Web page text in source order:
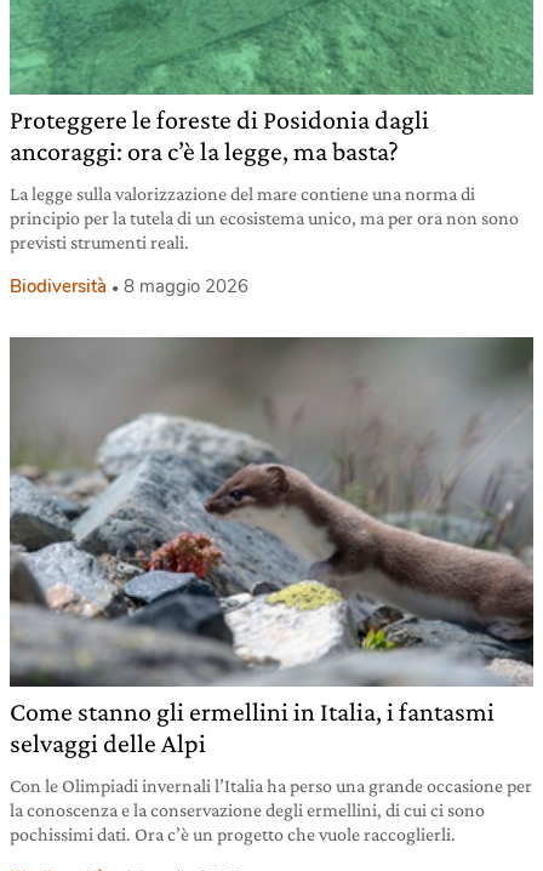
Proteggere le foreste di Posidonia dagli
ancoraggi: ora c’è la legge, ma basta?
La legge sulla valorizzazione del mare contiene una norma di
principio per la tutela di un ecosistema unico, ma per ora non sono
previsti strumenti reali.
Biodiversità 8 maggio 2026
Come stanno gli ermellini in Italia, i fantasmi
selvaggi delle Alpi
Con le Olimpiadi invernali l’Italia ha perso una grande occasione per
la conoscenza e la conservazione degli ermellini, di cui ci sono
pochissimi dati. Ora c’è un progetto che vuole raccoglierli.